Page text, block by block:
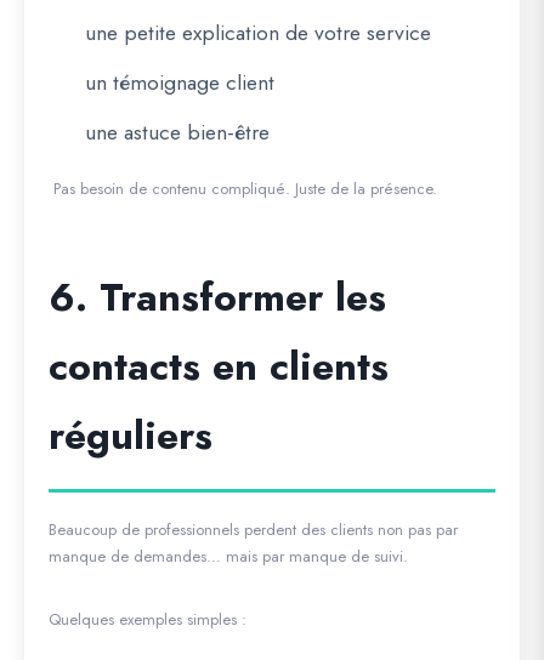
une petite explication de votre service
un témoignage client
une astuce bien-être
Pas besoin de contenu compliqué. Juste de la présence.
6. Transformer les
contacts en clients
réguliers
Beaucoup de professionnels perdent des clients non pas par
manque de demandes… mais par manque de suivi.
Quelques exemples simples :